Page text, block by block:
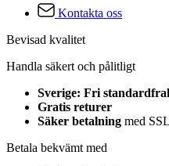
Kontakta oss
Bevisad kvalitet
Handla säkert och pålitligt
Sverige: Fri
Gratis returer
Säker betalning med
Betala bekvämt med